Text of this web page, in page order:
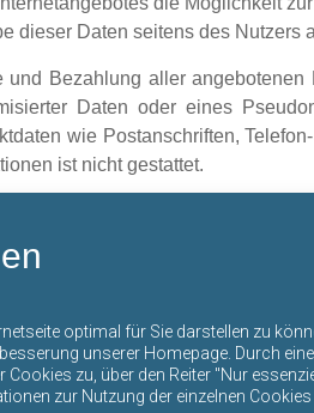
optimal für Sie darstellen zu
unserer Homepage. Durch
zu, über den Reiter "Nur
zur Nutzung der einzelnen
dieser Daten seitens des Nutzers
und Bezahlung aller
Daten oder eines
wie Postanschriften,
ist nicht gestattet.
dieses Haftungsausschlusses
und ihrer Gültigkeit davon